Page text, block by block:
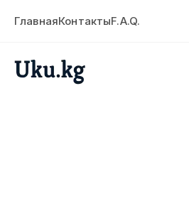
ГлавнаяКонтактыF.A.Q.